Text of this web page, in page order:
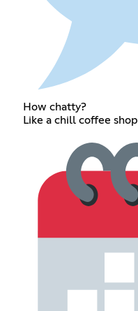
How chatty?
Like a chill coffee shop